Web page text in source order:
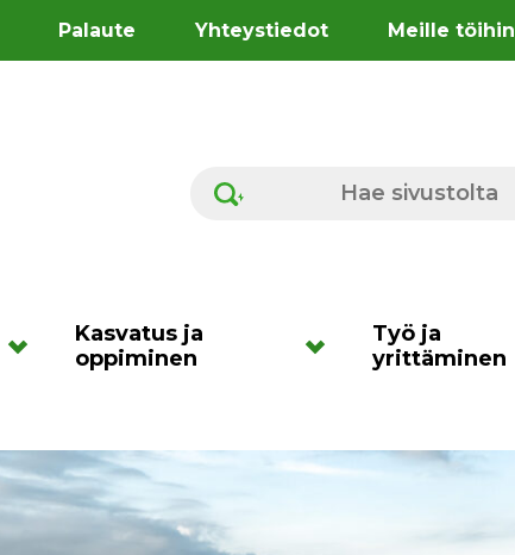
Palaute Yhteystiedot Meille töihin
Hae sivustolta
Kasvatus ja
oppiminen
Työ ja
yrittäminen